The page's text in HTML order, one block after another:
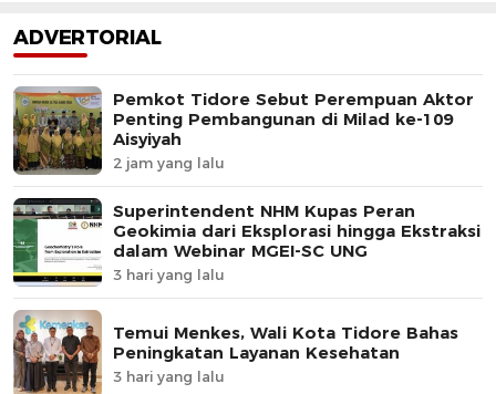
ADVERTORIAL
Pemkot Tidore Sebut Perempuan Aktor
Penting Pembangunan di Milad ke-109
Aisyiyah
2 jam yang lalu
Superintendent NHM Kupas Peran
Geokimia dari Eksplorasi hingga Ekstraksi
dalam Webinar MGEI-SC UNG
3 hari yang lalu
Temui Menkes, Wali Kota Tidore Bahas
Peningkatan Layanan Kesehatan
3 hari yang lalu